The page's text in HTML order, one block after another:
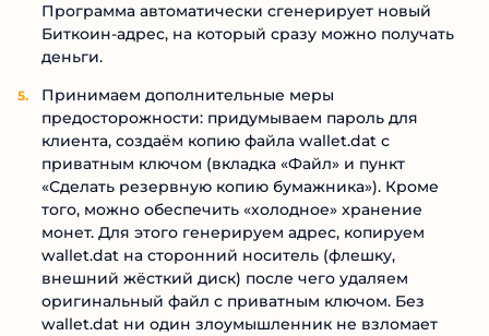
Программа автоматически сгенерирует новый
Биткоин-адрес, на который сразу можно получать
деньги.
Принимаем дополнительные меры
предосторожности: придумываем пароль для
клиента, создаём копию файла wallet.dat с
приватным ключом (вкладка «Файл» и пункт
«Сделать резервную копию бумажника»). Кроме
того, можно обеспечить «холодное» хранение
монет. Для этого генерируем адрес, копируем
wallet.dat на сторонний носитель (флешку,
внешний жёсткий диск) после чего удаляем
оригинальный файл с приватным ключом. Без
wallet.dat ни один злоумышленник не взломает